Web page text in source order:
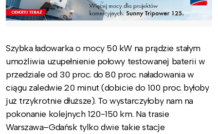
Szybka ładowarka o mocy 50 kW na prądzie stałym
umożliwia uzupełnienie połowy testowanej baterii w
przedziale od 30 proc. do 80 proc. naładowania w
ciągu zaledwie 20 minut (dobicie do 100 proc. byłoby
już trzykrotnie dłuższe). To wystarczyłoby nam na
pokonanie kolejnych 120-150 km. Na trasie
Warszawa–Gdańsk tylko dwie takie stacje